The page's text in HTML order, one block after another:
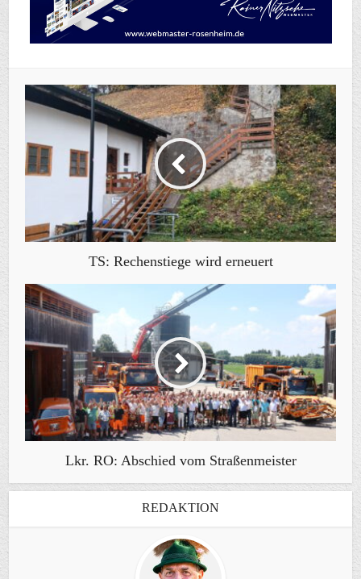
TS: Rechenstiege wird erneuert
Lkr. RO: Abschied vom Straßenmeister
REDAKTION